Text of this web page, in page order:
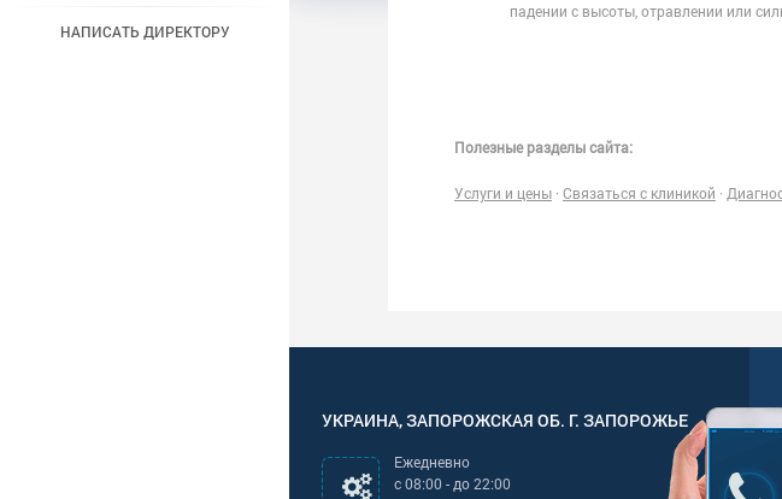
НАПИСАТЬ ДИРЕКТОРУ
падении с высоты, отравлении или
Полезные разделы сайта:
Услуги и цены · Связаться с клиникой ·
УКРАИНА,ЗАПОРОЖСКАЯ ОБ. Г. ЗАПОРОЖЬЕ
Ежедневно
с08:00 - до22:00